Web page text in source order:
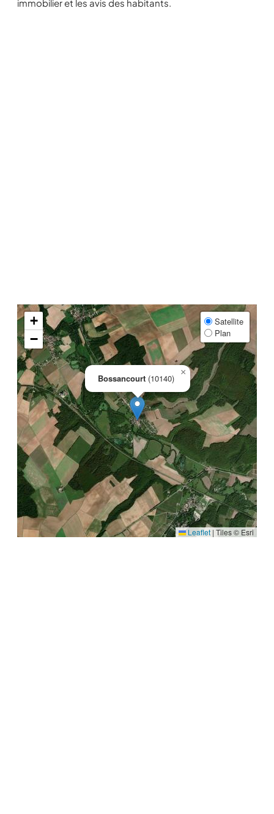
immobilier et les avis des habitants.
Bossancourt (10140)
×
+
−
Satellite
Plan
Leaflet | Tiles © Esri